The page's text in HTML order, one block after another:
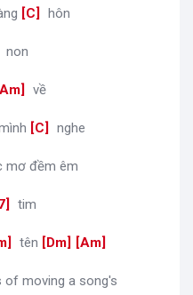
[C hôn
non
Am về
[C nghe
mơ đềm êm
tim
tên [Dm ][Am
of moving a song's